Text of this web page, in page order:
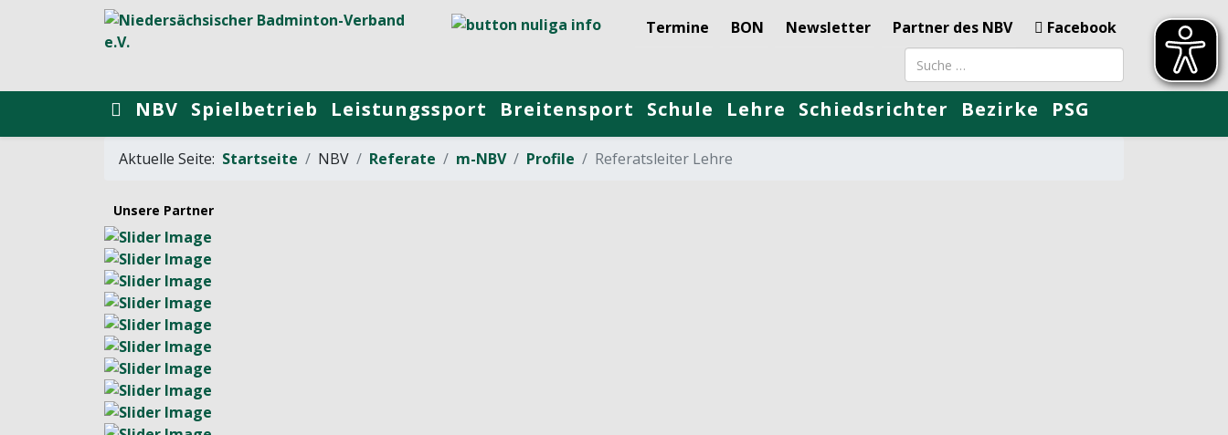
Termine BON Newsletter Partner des NBV
Facebook
Suchbegriff
NBV Spielbetrieb Leistungssport Breitensport Schule Lehre Schiedsrichter Bezirke PSG
Aktuelle Seite: Startseite NBV Referate m-NBV Profile Referatsleiter Lehre
Unsere Partner